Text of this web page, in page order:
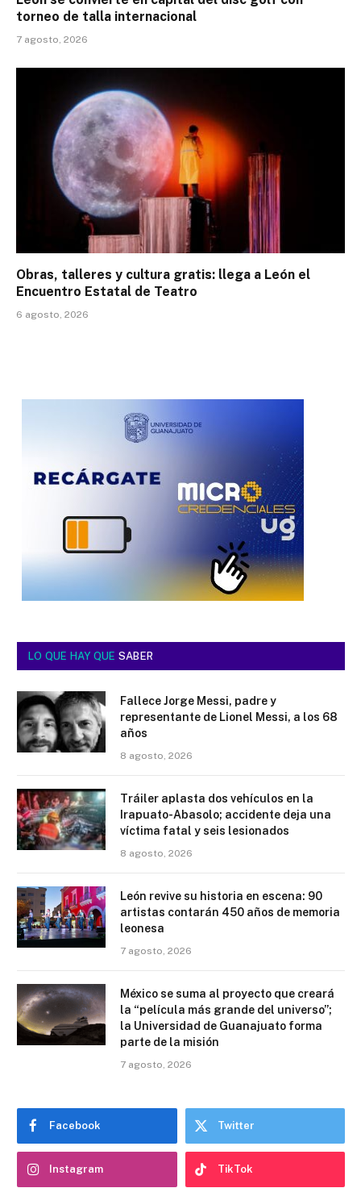
torneo de talla internacional
7 agosto, 2026
Obras, talleres y cultura gratis: llega a León el
Encuentro Estatal de Teatro
6 agosto, 2026
LO QUE HAY QUE SABER
Fallece Jorge Messi, padre y
representante de Lionel Messi, a los 68
años
8 agosto, 2026
Tráiler aplasta dos vehículos en la
Irapuato-Abasolo; accidente deja una
víctima fatal y seis lesionados
8 agosto, 2026
León revive su historia en escena: 90
artistas contarán 450 años de memoria
leonesa
7 agosto, 2026
México se suma al proyecto que creará
la “película más grande del universo”;
la Universidad de Guanajuato forma
parte de la misión
7 agosto, 2026
Facebook Twitter
Instagram TikTok